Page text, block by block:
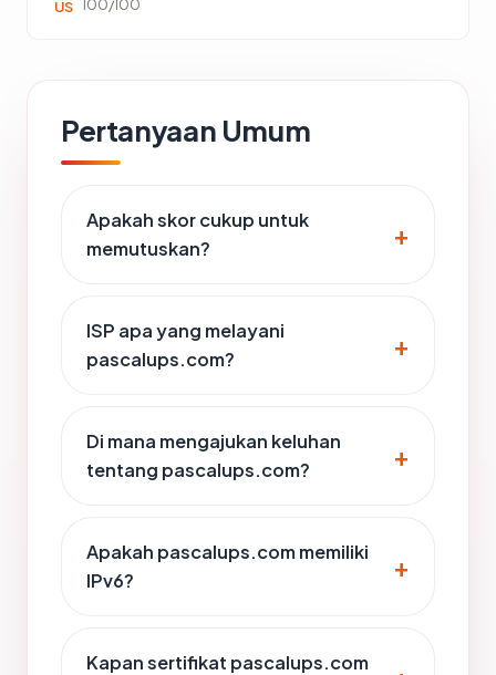
US 100/100
Pertanyaan Umum
Apakah skor cukup untuk
memutuskan?
ISP apa yang melayani
pascalups.com?
Di mana mengajukan keluhan
tentang pascalups.com?
Apakah pascalups.com memiliki
IPv6?
Kapan sertifikat pascalups.com